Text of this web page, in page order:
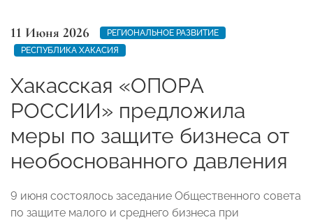
11 Июня 2026
РЕГИОНАЛЬНОЕ РАЗВИТИЕ
РЕСПУБЛИКА ХАКАСИЯ
Хакасская «ОПОРА
РОССИИ» предложила
меры по защите бизнеса от
необоснованного давления
9 июня состоялось заседание Общественного совета
по защите малого и среднего бизнеса при